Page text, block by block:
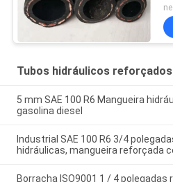
Tubos hidráulicos reforçados
5 mm SAE 100 R6 Mangueira
gasolina diesel
Industrial SAE 100 R6 3/4
hidráulicas, mangueira reforçada
Borracha ISO9001 1 / 4